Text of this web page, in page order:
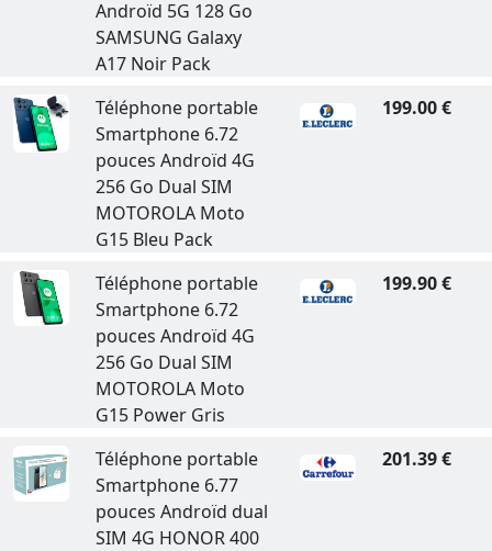
Androïd 5G 128 Go
SAMSUNG Galaxy
A17 Noir Pack
Téléphone portable
Smartphone 6.72
pouces Androïd 4G
256 Go Dual SIM
MOTOROLA Moto
G15 Bleu Pack
199.00 €
Téléphone portable
Smartphone 6.72
pouces Androïd 4G
256 Go Dual SIM
MOTOROLA Moto
G15 Power Gris
199.90 €
Téléphone portable
Smartphone 6.77
pouces Androïd dual
SIM 4G HONOR 400
201.39 €